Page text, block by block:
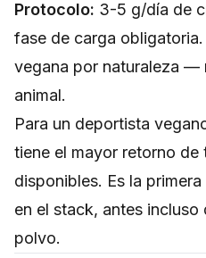
Protocolo: 3-5 g/día de
fase de carga
vegana por naturaleza —
animal.
Para un deportista
tiene el mayor retorno
disponibles. Es la
en el stack, antes incluso
polvo.